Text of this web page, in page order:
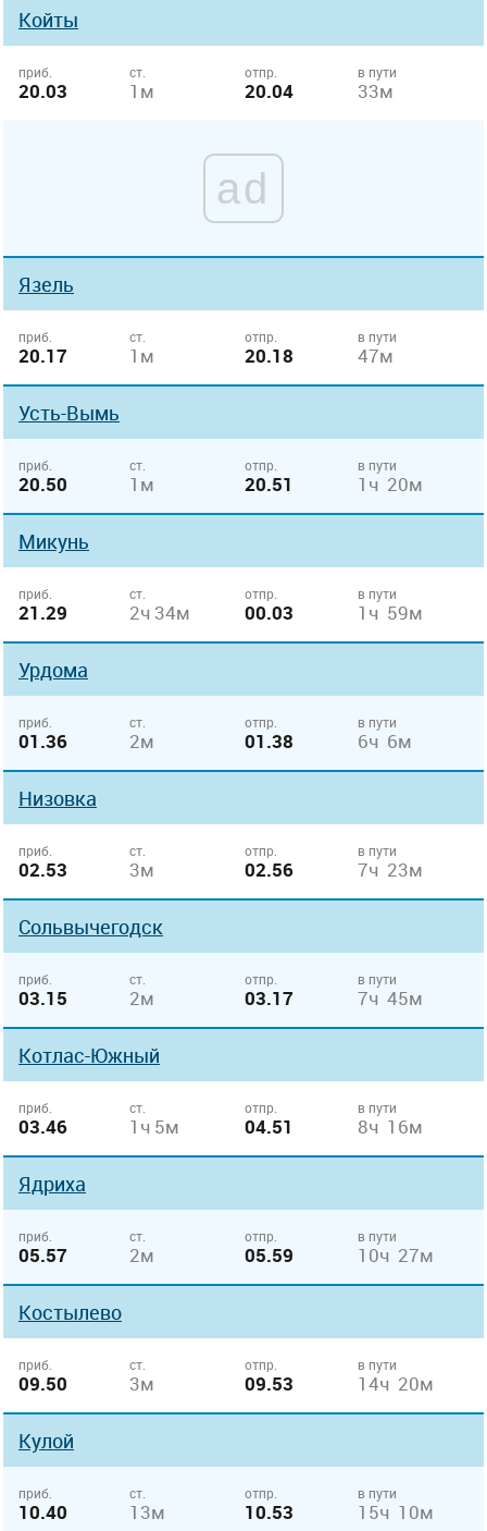
Койты
приб.
20.03
ст.
1м
отпр.
20.04
в пути
33м
ad
Язель
приб.
20.17
ст.
1м
отпр.
20.18
в пути
47м
Усть-Вымь
приб.
20.50
ст.
1м
отпр.
20.51
в пути
1ч 20м
Микунь
приб.
21.29
ст.
2ч 34м
отпр.
00.03
в пути
1ч 59м
Урдома
приб.
01.36
ст.
2м
отпр.
01.38
в пути
6ч 6м
Низовка
приб.
02.53
ст.
3м
отпр.
02.56
в пути
7ч 23м
Сольвычегодск
приб.
03.15
ст.
2м
отпр.
03.17
в пути
7ч 45м
Котлас-Южный
приб.
03.46
ст.
1ч 5м
отпр.
04.51
в пути
8ч 16м
Ядриха
приб.
05.57
ст.
2м
отпр.
05.59
в пути
10ч 27м
Костылево
приб.
09.50
ст.
3м
отпр.
09.53
в пути
14ч 20м
Кулой
приб.
10.40
ст.
13м
отпр.
10.53
в пути
15ч 10м